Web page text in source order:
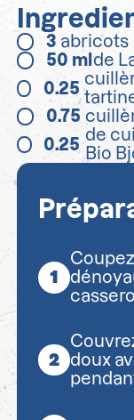
3 abricots
50 ml de
0.25
0.75
0.25 de
Bio
doux